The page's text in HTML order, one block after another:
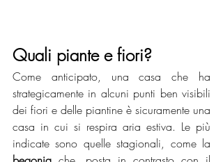
Quali piante e fiori?
Come anticipato, una casa che ha
strategicamente in alcuni punti ben visibili
dei fiori e delle piantine è sicuramente una
casa in cui si respira aria estiva. Le più